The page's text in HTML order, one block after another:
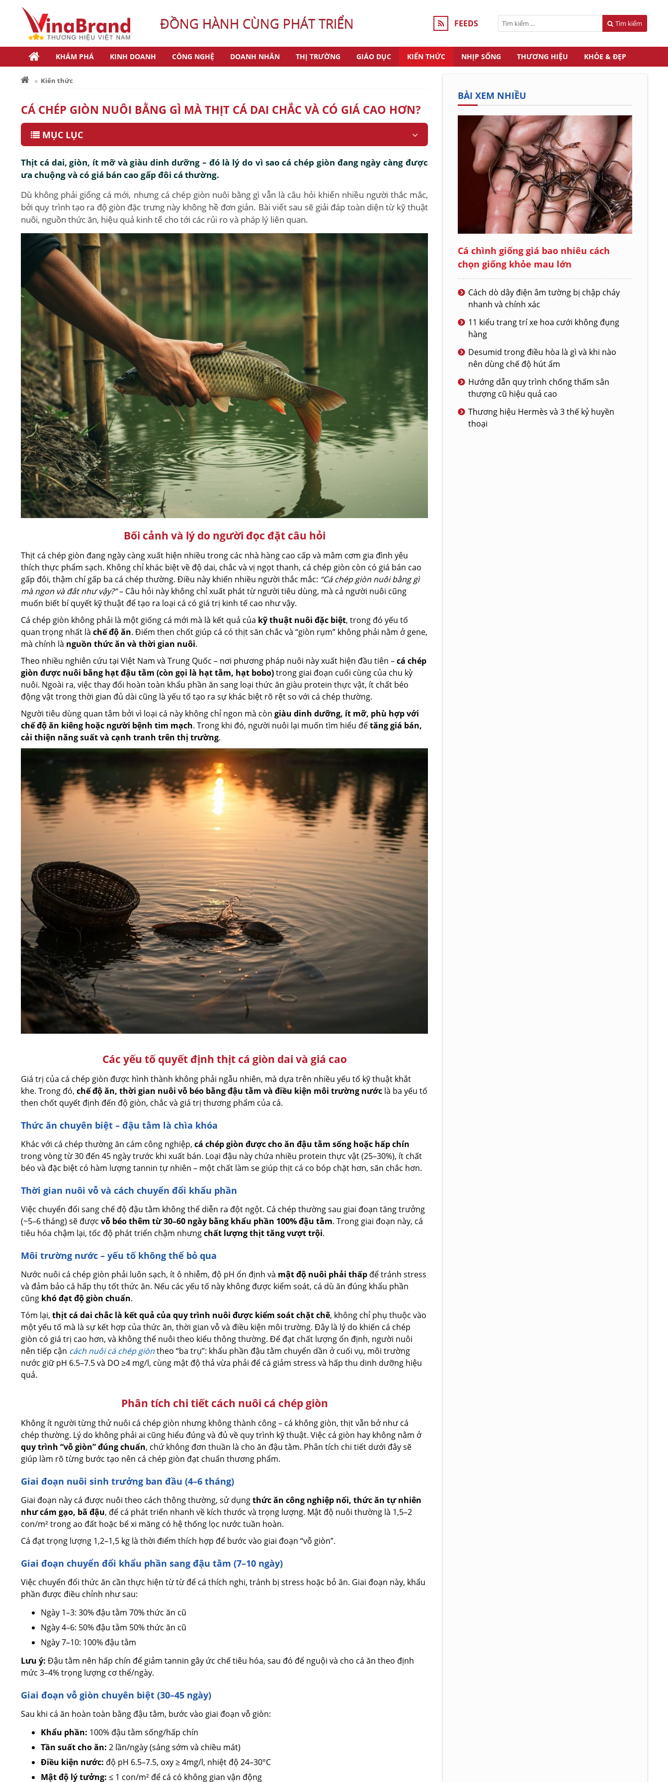
ĐỒNG HÀNH CÙNG PHÁT TRIỂN FEEDS Tìm kiếm
KHÁM PHÁ KINH DOANH CÔNG NGHỆ DOANH NHÂN THỊ TRƯỜNG GIÁO DỤC KIẾN THỨC NHỊP SỐNG THƯƠNG HIỆU KHỎE & ĐẸP
Kiến thức
CÁ CHÉP GIÒN NUÔI BẰNG GÌ MÀ THỊT CÁ DAI CHẮC VÀ CÓ GIÁ CAO HƠN?
MỤC LỤC
Thịt cá dai, giòn, ít mỡ và giàu dinh dưỡng – đó là lý do vì sao cá chép giòn đang ngày càng được
ưa chuộng và có giá bán cao gấp đôi cá thường.
Dù không phải giống cá mới, nhưng cá chép giòn nuôi bằng gì vẫn là câu hỏi khiến nhiều người thắc mắc,
bởi quy trình tạo ra độ giòn đặc trưng này không hề đơn giản. Bài viết sau sẽ giải đáp toàn diện từ kỹ thuật
nuôi, nguồn thức ăn, hiệu quả kinh tế cho tới các rủi ro và pháp lý liên quan.
Bối cảnh và lý do người đọc đặt câu hỏi
Thịt cá chép giòn đang ngày càng xuất hiện nhiều trong các nhà hàng cao cấp và mâm cơm gia đình yêu
thích thực phẩm sạch. Không chỉ khác biệt về độ dai, chắc và vị ngọt thanh, cá chép giòn còn có giá bán cao
gấp đôi, thậm chí gấp ba cá chép thường. Điều này khiến nhiều người thắc mắc: “Cá chép giòn nuôi bằng gì
mà ngon và đắt như vậy?”– Câu hỏi này không chỉ xuất phát từ người tiêu dùng, mà cả người nuôi cũng
muốn biết bí quyết kỹ thuật để tạo ra loại cá có giá trị kinh tế cao như vậy.
Cá chép giòn không phải là một giống cá mới mà là kết quả của kỹ thuật nuôi đặc biệt, trong đó yếu tố
quan trọng nhất là chế độ ăn. Điểm then chốt giúp cá có thịt săn chắc và “giòn rụm” không phải nằm ở gene,
mà chính là nguồn thức ăn và thời gian nuôi.
Theo nhiều nghiên cứu tại Việt Nam và Trung Quốc – nơi phương pháp nuôi này xuất hiện đầu tiên –cá chép
giòn được nuôi bằng hạt đậu tằm (còn gọi là hạt tằm, hạt bobo)trong giai đoạn cuối cùng của chu kỳ
nuôi. Ngoài ra, việc thay đổi hoàn toàn khẩu phần ăn sang loại thức ăn giàu protein thực vật, ít chất béo
động vật trong thời gian đủ dài cũng là yếu tố tạo ra sự khác biệt rõ rệt so với cá chép thường.
Người tiêu dùng quan tâm bởi vì loại cá này không chỉ ngon mà còn giàu dinh dưỡng, ít mỡ, phù hợp với
chế độ ăn kiêng hoặc người bệnh tim mạch. Trong khi đó, người nuôi lại muốn tìm hiểu đểtăng giá bán,
cải thiện năng suất và cạnh tranh trên thị trường.
Các yếu tố quyết định thịt cá giòn dai và giá cao
Giá trị của cá chép giòn được hình thành không phải ngẫu nhiên, mà dựa trên nhiều yếu tố kỹ thuật khắt
khe. Trong đó, chế độ ăn, thời gian nuôi vỗ béo bằng đậu tằm và điều kiện môi trường nước là ba yếu tố
then chốt quyết định đến độ giòn, chắc và giá trị thương phẩm của cá.
Thức ăn chuyên biệt – đậu tằm là chìa khóa
Khác với cá chép thường ăn cám công nghiệp, cá chép giòn được cho ăn đậu tằm sống hoặc hấp chín
trong vòng từ 30 đến 45 ngày trước khi xuất bán. Loại đậu này chứa nhiều protein thực vật (25–30%), ít chất
béo và đặc biệt có hàm lượng tannin tự nhiên – một chất làm se giúp thịt cá co bóp chặt hơn, săn chắc hơn.
Thời gian nuôi vỗ và cách chuyển đổi khẩu phần
Việc chuyển đổi sang chế độ đậu tằm không thể diễn ra đột ngột. Cá chép thường sau giai đoạn tăng trưởng
(~5–6 tháng) sẽ được vỗ béo thêm từ 30–60 ngày bằng khẩu phần 100% đậu tằm. Trong giai đoạn này, cá
tiêu hóa chậm lại, tốc độ phát triển chậm nhưngchất lượng thịt tăng vượt trội.
Môi trường nước – yếu tố không thể bỏ qua
Nước nuôi cá chép giòn phải luôn sạch, ít ô nhiễm, độ pH ổn định và mật độ nuôi phải thấp để tránh stress
và đảm bảo cá hấp thụ tốt thức ăn. Nếu các yếu tố này không được kiểm soát, cá dù ăn đúng khẩu phần
cũng khó đạt độ giòn chuẩn.
Tóm lại, thịt cá dai chắc là kết quả của quy trình nuôi được kiểm soát chặt chẽ, không chỉ phụ thuộc vào
một yếu tố mà là sự kết hợp của thức ăn, thời gian vỗ và điều kiện môi trường. Đây là lý do khiến cá chép
giòn có giá trị cao hơn, và không thể nuôi theo kiểu thông thường. Để đạt chất lượng ổn định, người nuôi
nên tiếp cận cách nuôi cá chép giòntheo “ba trụ”: khẩu phần đậu tằm chuyển dần ở cuối vụ, môi trường
nước giữ pH 6.5–7.5 và DO ≥4 mg/l, cùng mật độ thả vừa phải để cá giảm stress và hấp thu dinh dưỡng hiệu
quả.
Phân tích chi tiết cách nuôi cá chép giòn
Không ít người từng thử nuôi cá chép giòn nhưng không thành công – cá không giòn, thịt vẫn bở như cá
chép thường. Lý do không phải ai cũng hiểu đúng và đủ về quy trình kỹ thuật. Việc cá giòn hay không nằm ở
quy trình “vỗ giòn” đúng chuẩn, chứ không đơn thuần là cho ăn đậu tằm. Phân tích chi tiết dưới đây sẽ
giúp làm rõ từng bước tạo nên cá chép giòn đạt chuẩn thương phẩm.
Giai đoạn nuôi sinh trưởng ban đầu (4–6 tháng)
Giai đoạn này cá được nuôi theo cách thông thường, sử dụngthức ăn công nghiệp nổi, thức ăn tự nhiên
như cám gạo, bã đậu, để cá phát triển nhanh về kích thước và trọng lượng. Mật độ nuôi thường là 1,5–2
con/m² trong ao đất hoặc bể xi măng có hệ thống lọc nước tuần hoàn.
Cá đạt trọng lượng 1,2–1,5 kg là thời điểm thích hợp để bước vào giai đoạn “vỗ giòn”.
Giai đoạn chuyển đổi khẩu phần sang đậu tằm (7–10 ngày)
Việc chuyển đổi thức ăn cần thực hiện từ từ để cá thích nghi, tránh bị stress hoặc bỏ ăn. Giai đoạn này, khẩu
phần được điều chỉnh như sau:
Ngày 1–3: 30% đậu tằm 70% thức ăn cũ
Ngày 4–6: 50% đậu tằm 50% thức ăn cũ
Ngày 7–10: 100% đậu tằm
Lưu ý: Đậu tằm nên hấp chín để giảm tannin gây ức chế tiêu hóa, sau đó để nguội và cho cá ăn theo định
mức 3–4% trọng lượng cơ thể/ngày.
Giai đoạn vỗ giòn chuyên biệt (30–45 ngày)
Sau khi cá ăn hoàn toàn bằng đậu tằm, bước vào giai đoạn vỗ giòn:
Khẩu phần: 100% đậu tằm sống/hấp chín
Tần suất cho ăn: 2 lần/ngày (sáng sớm và chiều mát)
Điều kiện nước: độ pH 6.5–7.5, oxy ≥ 4mg/l, nhiệt độ 24–30°C
Mật độ lý tưởng: ≤ 1 con/m² để cá có không gian vận động
BÀI XEM NHIỀU
Cá chình giống giá bao nhiêu cách
chọn giống khỏe mau lớn
Cách dò dây điện âm tường bị chập cháy
nhanh và chính xác
11 kiểu trang trí xe hoa cưới không đụng
hàng
Desumid trong điều hòa là gì và khi nào
nên dùng chế độ hút ẩm
Hướng dẫn quy trình chống thấm sân
thượng cũ hiệu quả cao
Thương hiệu Hermès và 3 thế kỷ huyền
thoại